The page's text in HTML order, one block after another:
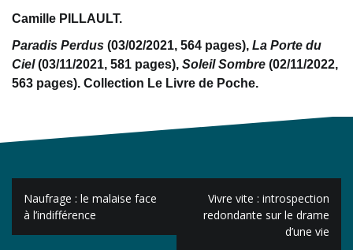
Camille PILLAULT.
Paradis Perdus (03/02/2021, 564 pages), La Porte du
Ciel(03/11/2021, 581 pages), Soleil Sombre (02/11/2022,
563 pages). Collection Le Livre de Poche.
Navigation
de
l’article
Naufrage : le malaise face
à l’indifférence
Vivre vite : introspection
redondante sur le drame
d’une vie